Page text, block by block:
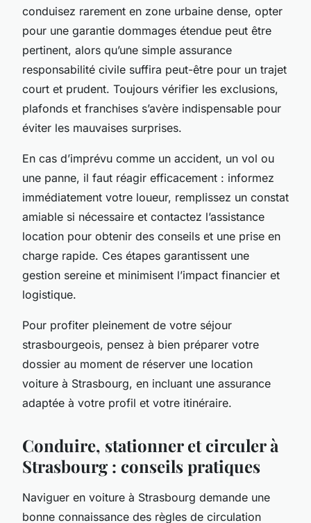
conduisez rarement en zone urbaine dense, opter
pour une garantie dommages étendue peut être
pertinent, alors qu’une simple assurance
responsabilité civile suffira peut-être pour un trajet
court et prudent. Toujours vérifier les exclusions,
plafonds et franchises s’avère indispensable pour
éviter les mauvaises surprises.
En cas d’imprévu comme un accident, un vol ou
une panne, il faut réagir efficacement : informez
immédiatement votre loueur, remplissez un constat
amiable si nécessaire et contactez l’assistance
location pour obtenir des conseils et une prise en
charge rapide. Ces étapes garantissent une
gestion sereine et minimisent l’impact financier et
logistique.
Pour profiter pleinement de votre séjour
strasbourgeois, pensez à bien préparer votre
dossier au moment de réserver une location
voiture à Strasbourg, en incluant une assurance
adaptée à votre profil et votre itinéraire.
Conduire, stationner et circuler à
Strasbourg : conseils pratiques
Naviguer en voiture à Strasbourg demande une
bonne connaissance des règles de circulation